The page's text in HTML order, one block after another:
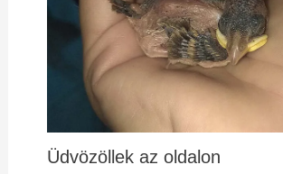
Üdvözöllek az oldalon